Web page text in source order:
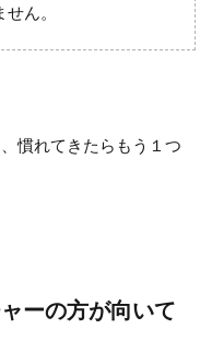
ん。
慣れてきたらもう１つ
ーの方が向いて